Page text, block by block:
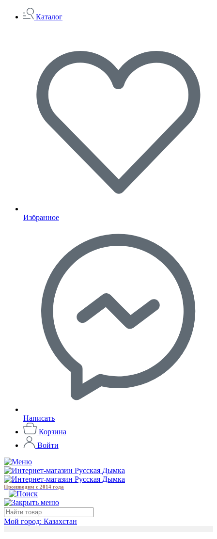
Каталог
Избранное
Написать
Корзина
Войти
Производим с 2014 года
Мой город: Казахстан